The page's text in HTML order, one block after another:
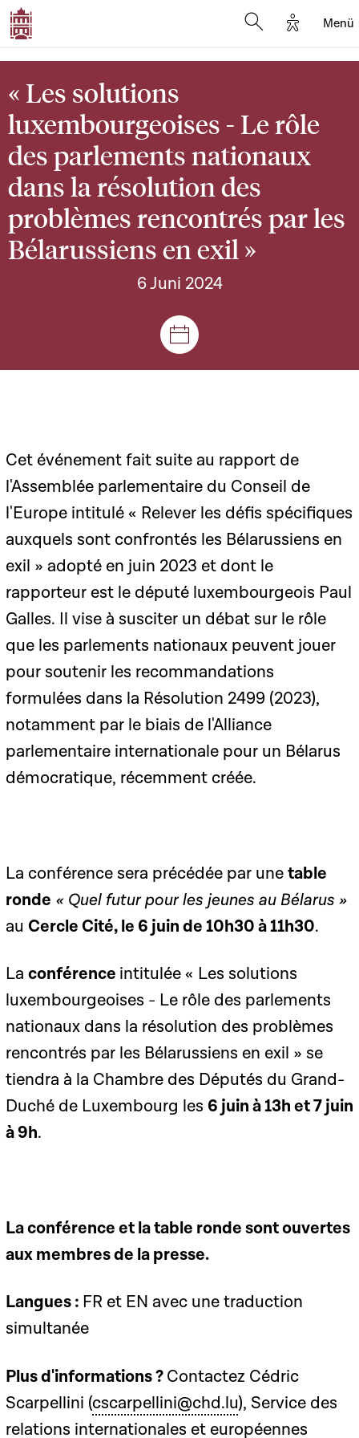
Options
Menü
« Les solutions
luxembourgeoises - Le rôle
des parlements nationaux
dans la résolution des
problèmes rencontrés par les
Bélarussiens en exil »
6 Juni 2024
Plenar- und
Cet événement fait suite au rapport de
l'Assemblée parlementaire du Conseil de
l'Europe intitulé « Relever les défis spécifiques
auxquels sont confrontés les Bélarussiens en
exil » adopté en juin 2023 et dont le
rapporteur est le député luxembourgeois Paul
Galles. Il vise à susciter un débat sur le rôle
que les parlements nationaux peuvent jouer
pour soutenir les recommandations
formulées dans la Résolution 2499 (2023),
notamment par le biais de l'Alliance
parlementaire internationale pour un Bélarus
démocratique, récemment créée.
La conférence sera précédée par unetable
ronde « Quel futur pour les jeunes au Bélarus »
au Cercle Cité, le 6 juin de 10h30 à 11h30.
La conférence intitulée « Les solutions
luxembourgeoises - Le rôle des parlements
nationaux dans la résolution des problèmes
rencontrés par les Bélarussiens en exil » se
tiendra à la Chambre des Députés du Grand-
Duché de Luxembourg les 6 juin à 13h et 7 juin
à 9h.
La conférence et la table ronde sont ouvertes
aux membres de la presse.
Langues : FR et EN avec une traduction
simultanée
Plus d'informations ?Contactez Cédric
Scarpellini (cscarpellini@chd.lu), Service des
relations internationales et européennes